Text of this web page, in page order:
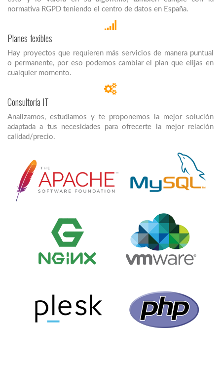
normativa RGPD teniendo el centro de datos en España.
Planes fexibles
Hay proyectos que requieren más servicios de manera puntual
o permanente, por eso podemos cambiar el plan que elijas en
cualquier momento.
Consultoría IT
Analizamos, estudiamos y te proponemos la mejor solución
adaptada a tus necesidades para ofrecerte la mejor relación
calidad/precio.